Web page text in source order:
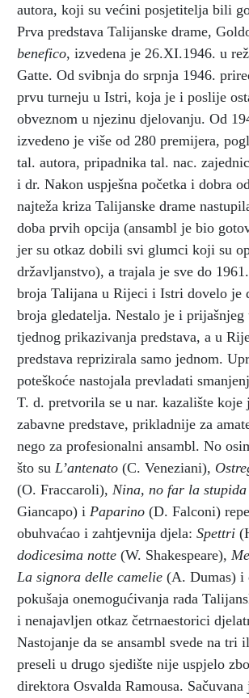
autora, koji su većini posjetitelja bili
Prva predstava Talijanske drame,
benefico, izvedena je 26.XI.1946. u
Gatte. Od svibnja do srpnja 1946.
prvu turneju u Istri, koja je i poslije
obveznom u njezinu djelovanju. Od
izvedeno je više od 280 premijera,
tal. autora, pripadnika tal. nac.
i dr. Nakon uspješna početka i dobra
najteža kriza Talijanske drame
doba prvih opcija (ansambl je bio
jer su otkaz dobili svi glumci koji su
državljanstvo), a trajala je sve do
broja Talijana u Rijeci i Istri dovelo je
broja gledatelja. Nestalo je i prijašnjeg
tjednog prikazivanja predstava, a u
predstava reprizirala samo jednom.
poteškoće nastojala prevladati
T. d. pretvorila se u nar. kazalište koje
zabavne predstave, prikladnije za
nego za profesionalni ansambl. No
što su L’antenato (C. Veneziani),
(O. Fraccaroli), Nina, no far la stupida
Giancapo) i Paparino (D. Falconi)
obuhvaćao i zahtjevnija djela: Spettri
dodicesima notte (W. Shakespeare),
La signora delle camelie (A. Dumas) i
pokušaja onemogućivanja rada
i nenajavljen otkaz četrnaestorici
Nastojanje da se ansambl svede na tri
preseli u drugo sjedište nije uspjelo
direktora Osvalda Ramousa.